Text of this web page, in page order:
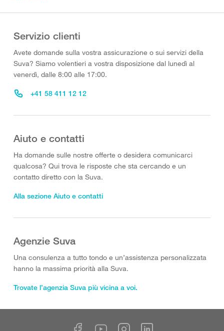
Servizio clienti
Avete domande sulla vostra assicurazione o sui servizi della
Suva? Siamo volentieri a vostra disposizione dal lunedì al
venerdì, dalle 8:00 alle 17:00.
+41 58 411 12 12
Aiuto e contatti
Ha domande sulle nostre offerte o desidera comunicarci
qualcosa? Qui trova le risposte che sta cercando e un
contatto diretto con la Suva.
Alla sezione Aiuto e contatti
Agenzie Suva
Una consulenza a tutto tondo e un’assistenza personalizzata
hanno la massima priorità alla Suva.
Trovate l’agenzia Suva più vicina a voi.